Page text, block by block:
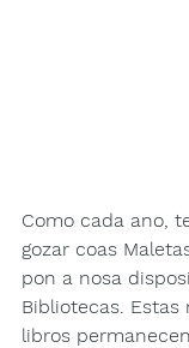
Como cada ano,
gozar coas
pon a nosa
Bibliotecas. Estas
libros